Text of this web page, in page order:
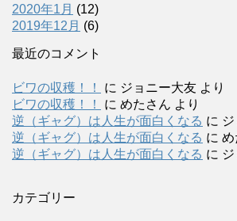
2020年1月 (12)
2019年12月 (6)
最近のコメント
ビワの収穫！！ に ジョニー大友 より
ビワの収穫！！
に めたさん より
逆（ギャグ）は人生が面白くなる に
逆（ギャグ）は人生が面白くなる に め
逆（ギャグ）は人生が面白くなる に
カテゴリー